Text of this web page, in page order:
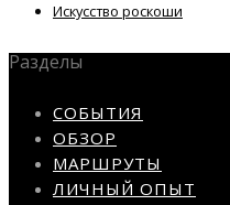
Искусство роскоши
Разделы
СОБЫТИЯ
ОБЗОР
МАРШРУТЫ
ЛИЧНЫЙ ОПЫТ